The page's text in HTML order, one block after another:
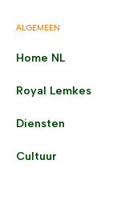
ALGEMEEN
Home NL
Royal Lemkes
Diensten
Cultuur